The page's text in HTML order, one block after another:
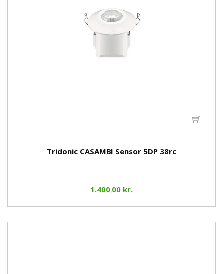
Tridonic CASAMBI Sensor 5DP 38rc
1.400,00 kr.